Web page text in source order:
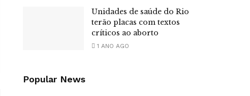
Unidades de saúde do Rio
terão placas com textos
críticos ao aborto
1 ANO AGO
Popular News